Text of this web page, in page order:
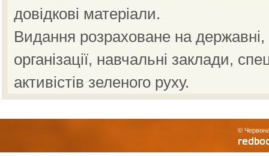
довідкові матеріали.
Видання розраховане на державні,
організації, навчальні заклади,
активістів зеленого руху.
©